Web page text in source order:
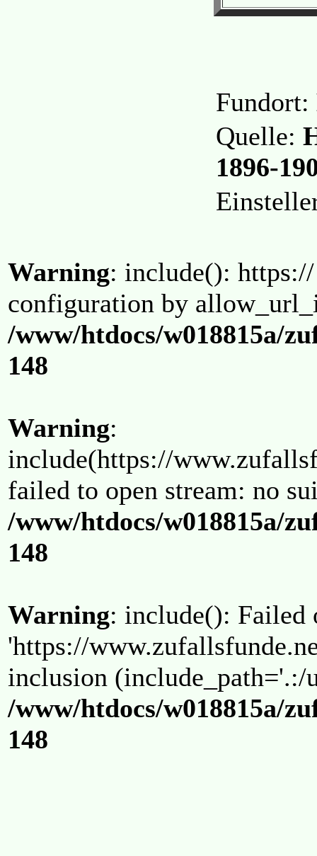
Fundort:
Quelle:
1896-
Warning: include():
configuration by
/www/htdocs/w018815a/
148
Warning:
include(https://
failed to open stream: no
/www/htdocs/w018815a/
148
Warning: include(): Failed
'https://
inclusion (include_path='.:/
/www/htdocs/w018815a/
148